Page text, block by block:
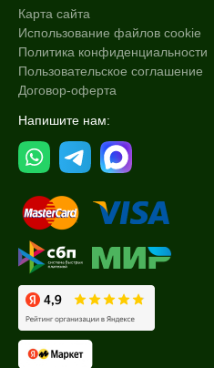
Карта сайта
Использование файлов cookie
Политика конфиденциальности
Пользовательское соглашение
Договор-оферта
Напишите нам: